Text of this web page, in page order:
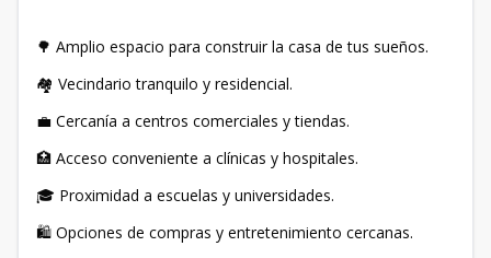
🌳 Amplio espacio para construir la casa de tus sueños.
🏘️ Vecindario tranquilo y residencial.
💼 Cercanía a centros comerciales y tiendas.
🏥 Acceso conveniente a clínicas y hospitales.
🎓 Proximidad a escuelas y universidades.
🛍️ Opciones de compras y entretenimiento cercanas.